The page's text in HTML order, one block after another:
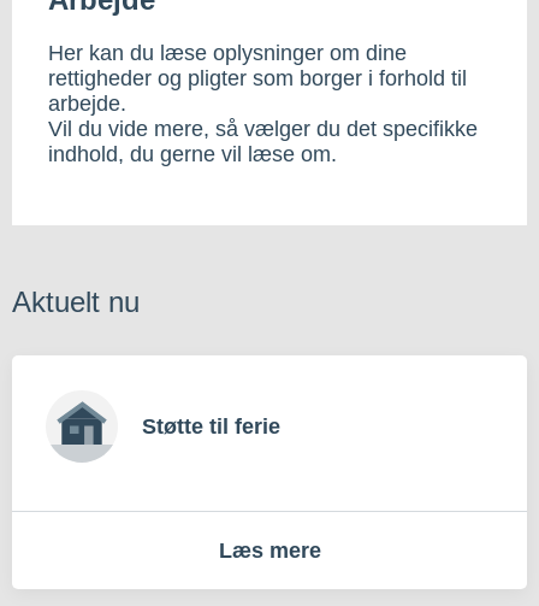
Her kan du læse oplysninger om dine
rettigheder og pligter som borger i forhold til
arbejde.
Vil du vide mere, så vælger du det specifikke
indhold, du gerne vil læse om.
Aktuelt nu
Støtte til ferie
Læs mere